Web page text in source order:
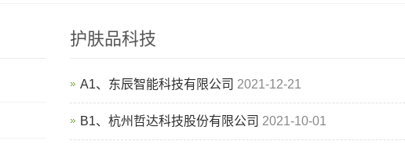
护肤品科技
A1、东辰智能科技有限公司 2021-12-21
B1、杭州哲达科技股份有限公司 2021-10-01